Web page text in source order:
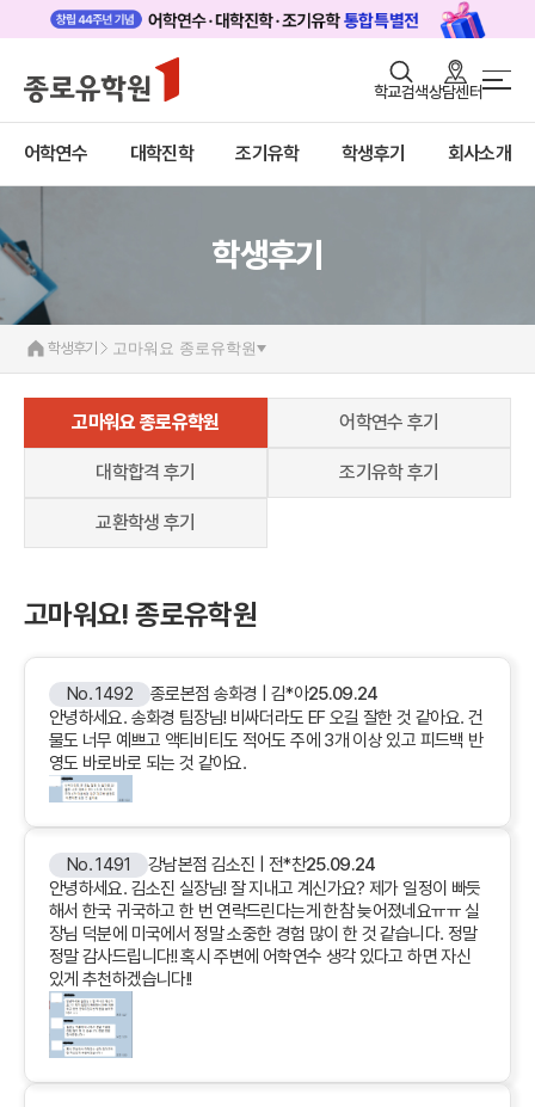
학교검색상담센터
어학연수 대학진학 조기유학 학생후기 회사소개
로그인 회원가입
어학연수
대학진학
프로그램
학생후기
고객서비스
유학가이드
종로유학원
고마워요! 종로유학원
어학연수 후기
교환학생 후기
학생후기
학생후기 고마워요 종로유학원
고마워요 종로유학원 어학연수 후기
대학합격 후기 조기유학 후기
교환학생 후기
고마워요! 종로유학원
No. 1492 종로본점 송화경 | 김*아25.09.24
안녕하세요. 송화경 팀장님! 비싸더라도 EF 오길 잘한 것 같아요. 건
물도 너무 예쁘고 액티비티도 적어도 주에 3개 이상 있고 피드백 반
영도 바로바로 되는 것 같아요.
No. 1491 강남본점 김소진 | 전*찬25.09.24
안녕하세요. 김소진 실장님! 잘 지내고 계신가요? 제가 일정이 빠듯
해서 한국 귀국하고 한 번 연락드린다는게 한참 늦어졌네요ㅠㅠ 실
장님 덕분에 미국에서 정말 소중한 경험 많이 한 것 같습니다. 정말
정말 감사드립니다!! 혹시 주변에 어학연수 생각 있다고 하면 자신
있게 추천하겠습니다!!